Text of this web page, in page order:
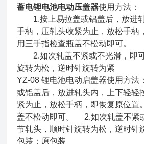
蓄电锂电池电动压盖器使用方法：
1.按上易拉盖或铝盖后，放进
手柄，压轧头收紧为止，放松手柄
用三手指检查瓶盖不松动即可。
2.如次轧盖不紧或不光滑，即
旋转为松，逆时针旋转为紧
YZ-08 锂电池电动启盖器使用方
或铝盖后，放进轧头内，上下轻轻
紧为止，放松手柄，即恢复原位置
盖不松动即可。 2.如次轧盖不紧
节轧头，顺时针旋转为松，逆时针
包装：原包装